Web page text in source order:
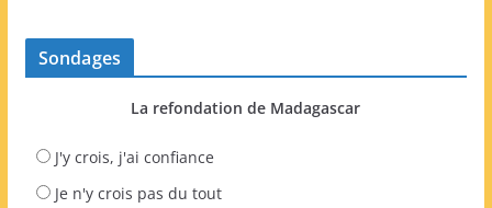
Sondages
La refondation de Madagascar
J'y crois, j'ai confiance
Je n'y crois pas du tout